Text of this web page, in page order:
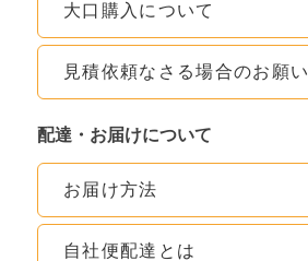
大口購入について
見積依頼なさる場合のお願い
配達・お届けについて
お届け方法
自社便配達とは